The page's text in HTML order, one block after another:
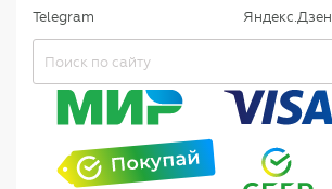
Telegram
Яндекс.Дзен